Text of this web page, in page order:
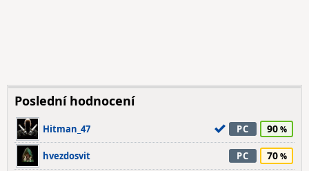
Poslední hodnocení
Hitman_47 PC 90
hvezdosvit PC 70